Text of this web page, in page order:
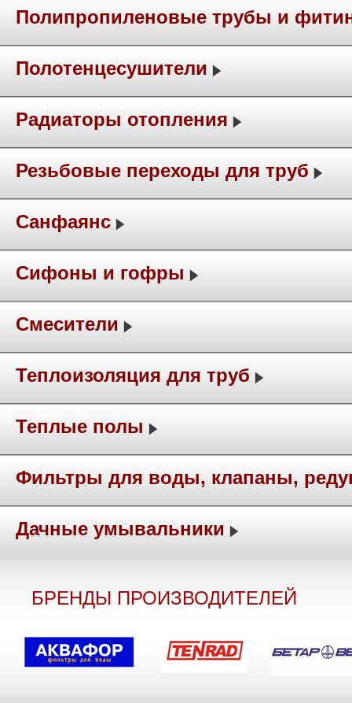
Полипропиленовые трубы и
Полотенцесушители
Радиаторы отопления
Резьбовые переходы для труб
Санфаянс
Сифоны и гофры
Смесители
Теплоизоляция для труб
Теплые полы
Фильтры для воды, клапаны,
Дачные умывальники
БРЕНДЫ ПРОИЗВОДИТЕЛЕЙ